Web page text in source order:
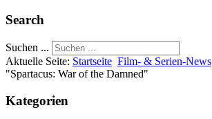
Search
Suchen ...
Aktuelle Seite: Startseite Film- & Serien-News
"Spartacus: War of the Damned"
Kategorien